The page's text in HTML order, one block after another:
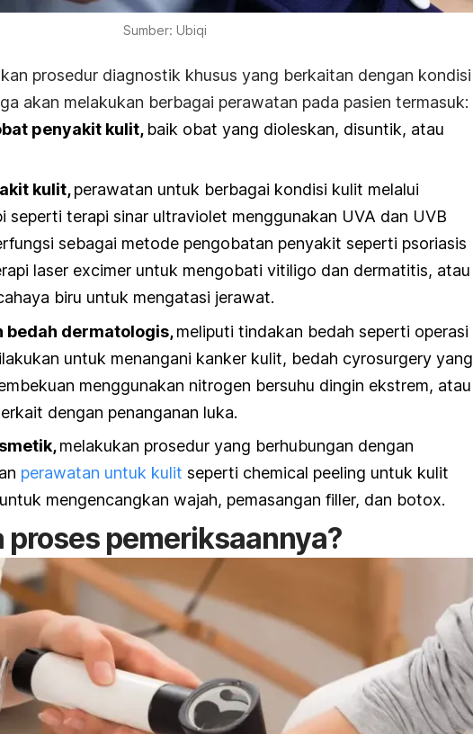
Sumber: Ubiqi
prosedur diagnostik khusus yang berkaitan dengan kondisi
akan melakukan berbagai perawatan pada pasien termasuk:
penyakit kulit, baik obat yang dioleskan, disuntik, atau
kulit,perawatan untuk berbagai kondisi kulit melalui
seperti terapi sinar ultraviolet menggunakan UVA dan UVB
sebagai metode pengobatan penyakit seperti psoriasis
laser excimer untuk mengobati vitiligo dan dermatitis, atau
biru untuk mengatasi jerawat.
bedah dermatologis,meliputi tindakan bedah seperti operasi
untuk menangani kanker kulit, bedah cyrosurgery yang
menggunakan nitrogen bersuhu dingin ekstrem, atau
dengan penanganan luka.
melakukan prosedur yang berhubungan dengan
perawatan untuk kulit seperti chemical peeling untuk kulit
mengencangkan wajah, pemasangan filler, dan botox.
proses pemeriksaannya?